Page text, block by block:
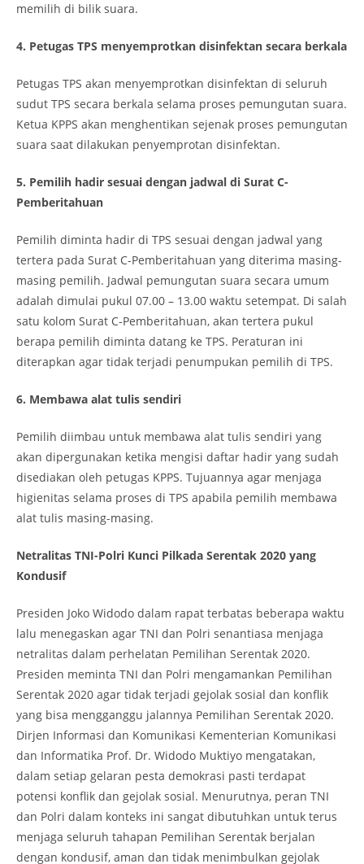
memilih di bilik suara.
4. Petugas TPS menyemprotkan disinfektan secara berkala
Petugas TPS akan menyemprotkan disinfektan di seluruh
sudut TPS secara berkala selama proses pemungutan suara.
Ketua KPPS akan menghentikan sejenak proses pemungutan
suara saat dilakukan penyemprotan disinfektan.
5. Pemilih hadir sesuai dengan jadwal di Surat C-
Pemberitahuan
Pemilih diminta hadir di TPS sesuai dengan jadwal yang
tertera pada Surat C-Pemberitahuan yang diterima masing-
masing pemilih. Jadwal pemungutan suara secara umum
adalah dimulai pukul 07.00 – 13.00 waktu setempat. Di salah
satu kolom Surat C-Pemberitahuan, akan tertera pukul
berapa pemilih diminta datang ke TPS. Peraturan ini
diterapkan agar tidak terjadi penumpukan pemilih di TPS.
6. Membawa alat tulis sendiri
Pemilih diimbau untuk membawa alat tulis sendiri yang
akan dipergunakan ketika mengisi daftar hadir yang sudah
disediakan oleh petugas KPPS. Tujuannya agar menjaga
higienitas selama proses di TPS apabila pemilih membawa
alat tulis masing-masing.
Netralitas TNI-Polri Kunci Pilkada Serentak 2020 yang
Kondusif
Presiden Joko Widodo dalam rapat terbatas beberapa waktu
lalu menegaskan agar TNI dan Polri senantiasa menjaga
netralitas dalam perhelatan Pemilihan Serentak 2020.
Presiden meminta TNI dan Polri mengamankan Pemilihan
Serentak 2020 agar tidak terjadi gejolak sosial dan konflik
yang bisa mengganggu jalannya Pemilihan Serentak 2020.
Dirjen Informasi dan Komunikasi Kementerian Komunikasi
dan Informatika Prof. Dr. Widodo Muktiyo mengatakan,
dalam setiap gelaran pesta demokrasi pasti terdapat
potensi konflik dan gejolak sosial. Menurutnya, peran TNI
dan Polri dalam konteks ini sangat dibutuhkan untuk terus
menjaga seluruh tahapan Pemilihan Serentak berjalan
dengan kondusif, aman dan tidak menimbulkan gejolak